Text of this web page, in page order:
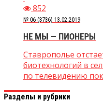
852
№ 06 (3736) 13.02.2019
НЕ МЫ — ПИОНЕРЫ
Ставрополье
биотехнологий в
по телевидению
Разделы и рубрики